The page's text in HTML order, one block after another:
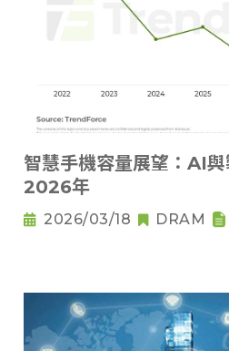
智慧手機容量展望：AI
2026年
2026/03/18 DRAM